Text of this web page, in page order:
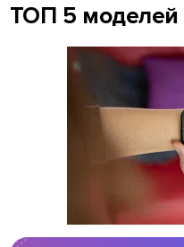
ТОП 5 моделей